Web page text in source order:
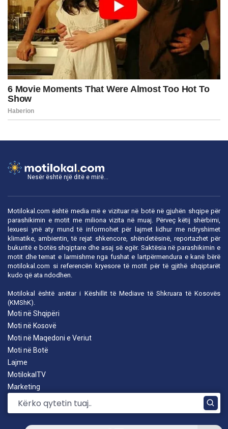
Nesër është një ditë e mirë...
Motilokal.com është media më e vizituar në botë në gjuhën shqipe për
parashikimin e motit me miliona vizita në muaj. Përveç këtij shërbimi,
lexuesi ynë aty mund të informohet për lajmet lidhur me ndryshimet
klimatike, ambientin, të rejat shkencore, shëndetësinë, reportazhet për
bukuritë e botës shqiptare dhe asaj së egër. Saktësia në parashikimin e
motit dhe temat e larmishme nga fushat e lartpërmendura e kanë bërë
motilokal.com si referencën kryesore të motit për të gjithë shqiptarët
kudo që ata ndodhen.
Motilokal është anëtar i Këshillit të Mediave të Shkruara të Kosovës
(KMShK).
Moti në Shqipëri
Moti në Kosovë
Moti në Maqedoni e Veriut
Moti në Botë
Lajme
MotilokalTV
Marketing